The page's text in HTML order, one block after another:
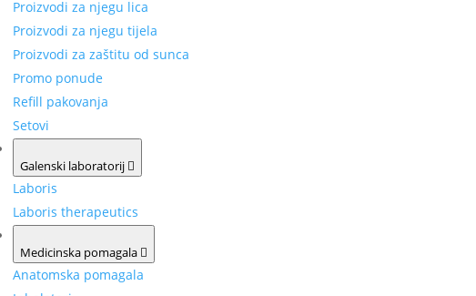
Proizvodi za njegu lica
Proizvodi za njegu tijela
Proizvodi za zaštitu od sunca
Promo ponude
Refill pakovanja
Setovi
Galenski laboratorij
Laboris
Laboris therapeutics
Medicinska pomagala
Anatomska pomagala